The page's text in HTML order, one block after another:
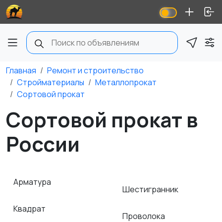
Главная
Ремонт и строительство
Стройматериалы
Металлопрокат
Сортовой прокат
Сортовой прокат в
России
Арматура
Квадрат
Шестигранник
Проволока